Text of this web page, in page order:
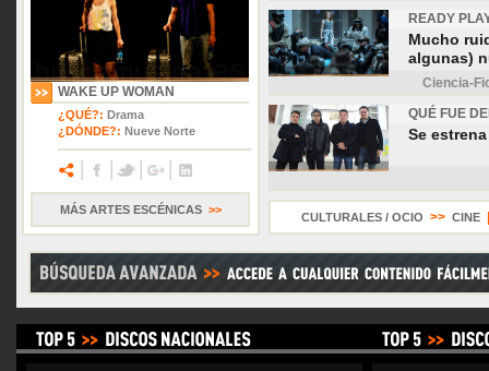
WAKE UP WOMAN
¿QUÉ?: Drama
¿DÓNDE?: Nueve Norte
MÁS ARTES ESCÉNICAS>>
READY
Mucho
algunas)
Ciencia-
QUÉ FUE
Se
CULTURALES / OCIO >> CINE